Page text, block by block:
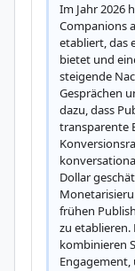
Im Jahr 2026
Companions
etabliert, das
bietet und
steigende
Gesprächen
dazu, dass
transparente
Dollar
frühen
zu etablieren.
kombinieren
Engagement,